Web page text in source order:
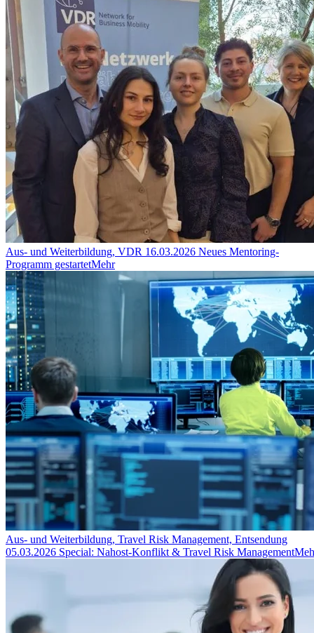
Aus- und Weiterbildung, VDR 16.03.2026 Neues Mentoring-
Programm gestartetMehr
Aus- und Weiterbildung, Travel Risk Management, Entsendung
05.03.2026 Special: Nahost-Konflikt & Travel Risk Management